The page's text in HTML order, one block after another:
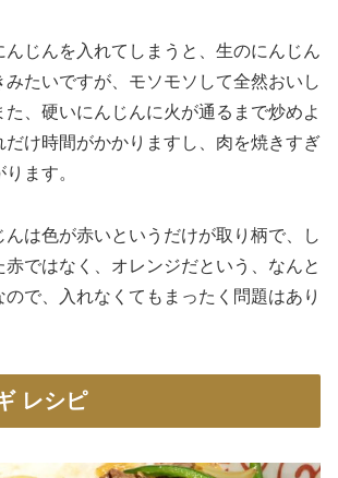
んじんを入れてしまうと、生のにんじん
みたいですが、モソモソして全然おいし
た、硬いにんじんに火が通るまで炒めよ
だけ時間がかかりますし、肉を焼きすぎ
ます。
んは色が赤いというだけが取り柄で、し
ではなく、オレンジだという、なんと
ので、入れなくてもまったく問題はあり
レシピ